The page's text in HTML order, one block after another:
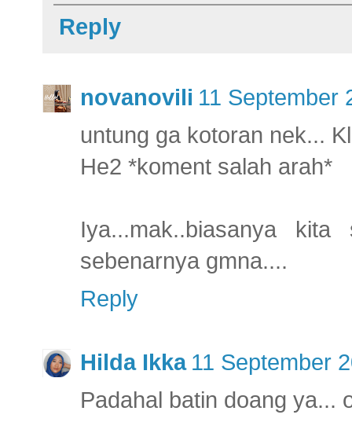
Reply
novanovili 11 September
untung ga kotoran nek...
He2 *koment salah arah*
Iya...mak..biasanya
sebenarnya gmna....
Reply
Hilda Ikka 11 September
Padahal batin doang ya...